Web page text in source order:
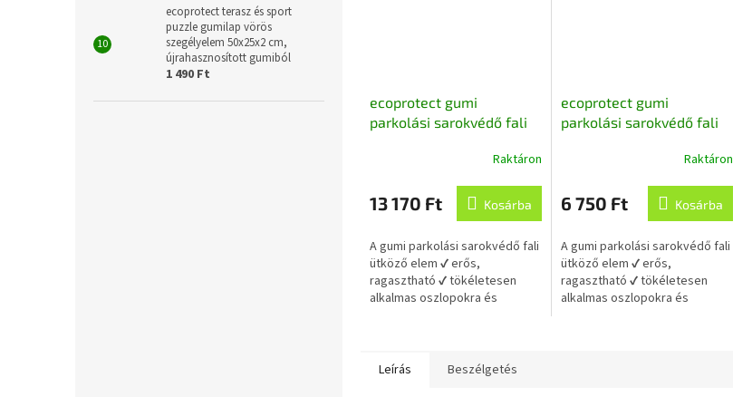
ecoprotect terasz és sport
puzzle gumilap vörös
szegélyelem 50x25x2 cm,
újrahasznosított gumiból
1 490 Ft
ecoprotect gumi
parkolási sarokvédő fali
ragasztható 100x12x6 cm,
újrahasznosított gumiból
átlagos
értékelése
ből
5,0
csillag.
Raktáron
13 170 Ft Kosárba
A gumi parkolási sarokvédő fali
ütköző elem ✔ erős,
ragasztható ✔ tökéletesen
alkalmas oszlopokra és
ecoprotect gumi
parkolási sarokvédő fali
ragasztható 50x12x6 cm,
újrahasznosított gumiból
Raktáron
6 750 Ft Kosárba
A gumi parkolási sarokvédő fali
ütköző elem ✔ erős,
ragasztható ✔ tökéletesen
alkalmas oszlopokra és
Leírás Beszélgetés